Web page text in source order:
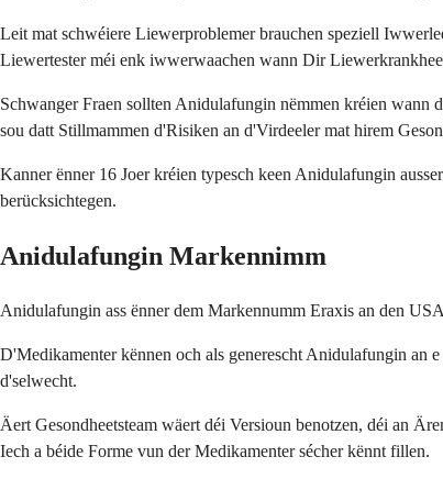
Leit mat schwéiere Liewerproblemer brauchen speziell
Liewertester méi enk iwwerwaachen wann Dir
Schwanger Fraen sollten Anidulafungin nëmmen kréien
sou datt Stillmammen d'Risiken an d'Virdeeler mat hirem
Kanner ënner 16 Joer kréien typesch keen Anidulafungin
berücksichtegen.
Anidulafungin Markennimm
Anidulafungin ass ënner dem Markennumm Eraxis an den
D'Medikamenter kënnen och als generescht Anidulafungin an
d'selwecht.
Äert Gesondheetsteam wäert déi Versioun benotzen, déi an
Iech a béide Forme vun der Medikamenter sécher kënnt fillen.